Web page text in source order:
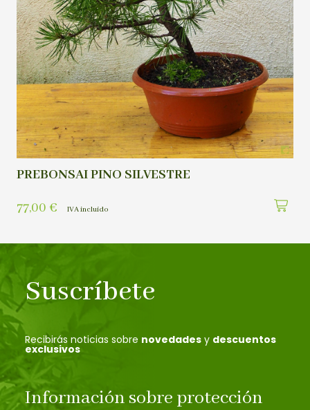
PREBONSAI PINO SILVESTRE
77,00 € IVA incluído
Suscríbete
Recibirás noticias sobre novedades y descuentos
exclusivos
Información sobre protección